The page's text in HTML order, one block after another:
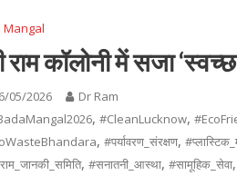
Mangal
राम कॉलोनी में सजा ‘स्वच्छ
05/2026
Dr Ram
, #CleanLucknow,
, #पर्यावरण_संरक्षण,
, #सनातनी_आस्था, #सामूहिक_सेवा,